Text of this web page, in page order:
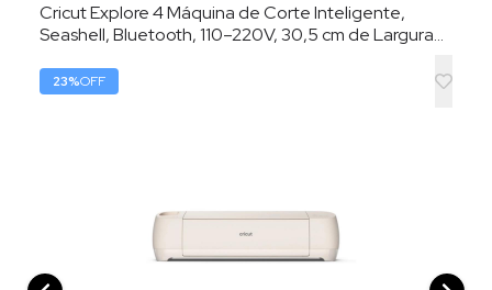
Cricut Explore 4 Máquina de Corte Inteligente,
Seashell, Bluetooth, 110–220V, 30,5 cm de Largura
23%OFF